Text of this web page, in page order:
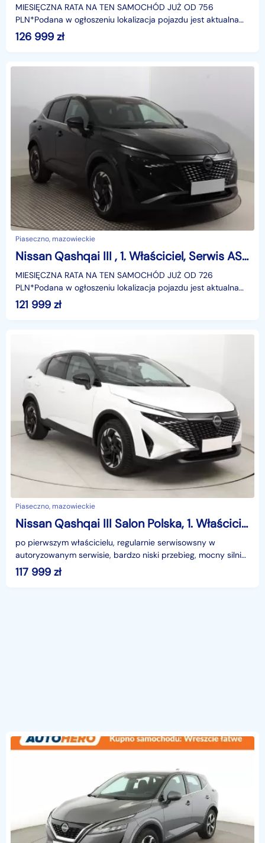
MIESIĘCZNA RATA NA TEN SAMOCHÓD JUŻ OD 756
PLN*Podana w ogłoszeniu lokalizacja pojazdu jest aktualna
na dzień wystawienia ogłoszenia. Przed przyjazdem do
126 999 zł
Piaseczno, mazowieckie
Nissan Qashqai III , 1. Właściciel, Serwis ASO, Automat, VAT 23%, Navi,
MIESIĘCZNA RATA NA TEN SAMOCHÓD JUŻ OD 726
PLN*Podana w ogłoszeniu lokalizacja pojazdu jest aktualna
na dzień wystawienia ogłoszenia. Przed przyjazdem do
salonu
121 999 zł
Piaseczno, mazowieckie
Nissan Qashqai III Salon Polska, 1. Właściciel, Serwis ASO, Skóra, Klimatronic,
po pierwszym właścicielu, regularnie serwisowsny w
autoryzowanym serwisie, bardzo niski przebieg, mocny silnik,
nienaganny stan samochodu, samochód garażowany,
117 999 zł